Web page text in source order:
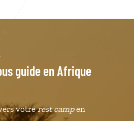
guide en Afrique
votrerest campen